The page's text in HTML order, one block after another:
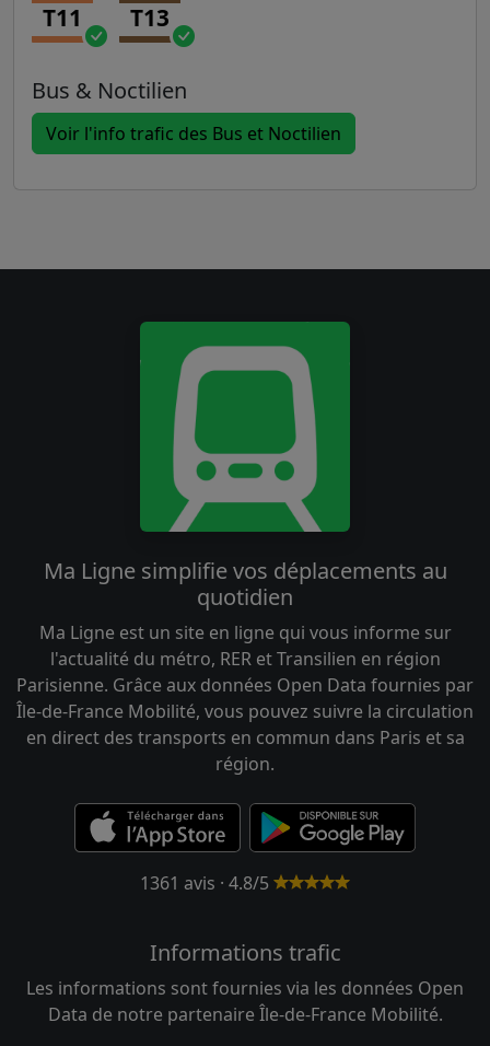
T11 T13
Bus & Noctilien
Voir l'info trafic des Bus et Noctilien
Ma Ligne simplifie vos déplacements au
quotidien
Ma Ligne est un site en ligne qui vous informe sur
l'actualité du métro, RER et Transilien en région
Parisienne. Grâce aux données Open Data fournies par
Île-de-France Mobilité, vous pouvez suivre la circulation
en direct des transports en commun dans Paris et sa
région.
1361 avis · 4.8/5
Informations trafic
Les informations sont fournies via les données Open
Data de notre partenaire Île-de-France Mobilité.